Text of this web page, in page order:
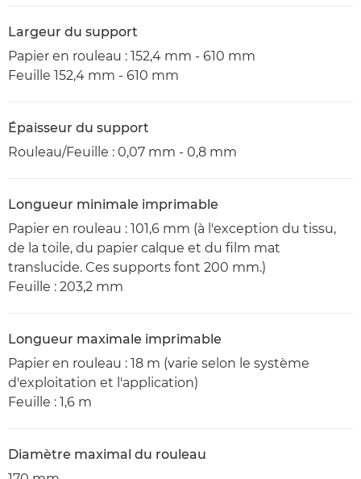
Largeur du support
Papier en rouleau : 152,4 mm - 610 mm
Feuille 152,4 mm - 610 mm
Épaisseur du support
Rouleau/Feuille : 0,07 mm - 0,8 mm
Longueur minimale imprimable
Papier en rouleau : 101,6 mm (à l'exception du tissu,
de la toile, du papier calque et du film mat
translucide. Ces supports font 200 mm.)
Feuille : 203,2 mm
Longueur maximale imprimable
Papier en rouleau : 18 m (varie selon le système
d'exploitation et l'application)
Feuille : 1,6 m
Diamètre maximal du rouleau